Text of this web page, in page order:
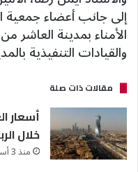
إلى جانب أعضاء
الأمناء بمدينة
والقيادات التنفيذية
مقالات ذات صلة
خلال
منذ 3 أسابيع